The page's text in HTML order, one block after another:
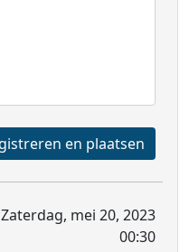
Registreren en plaatsen
Zaterdag, mei 20, 2023
00:30